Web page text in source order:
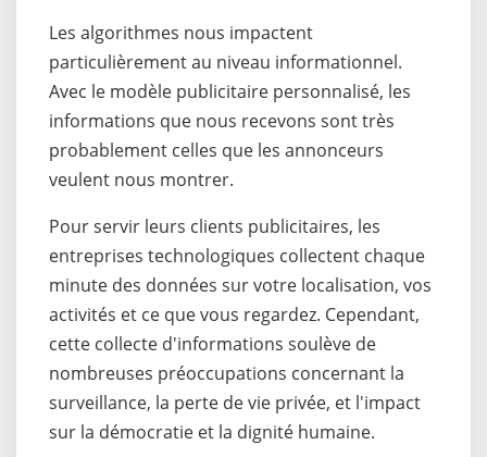
Les algorithmes nous impactent
particulièrement au niveau informationnel.
Avec le modèle publicitaire personnalisé, les
informations que nous recevons sont très
probablement celles que les annonceurs
veulent nous montrer.
Pour servir leurs clients publicitaires, les
entreprises technologiques collectent chaque
minute des données sur votre localisation, vos
activités et ce que vous regardez. Cependant,
cette collecte d'informations soulève de
nombreuses préoccupations concernant la
surveillance, la perte de vie privée, et l'impact
sur la démocratie et la dignité humaine.